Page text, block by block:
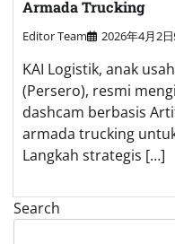
Armada Trucking
Editor Team 2026年4月2日
KAI Logistik, anak
(Persero), resmi
dashcam berbasis
armada trucking
Langkah strategis […]
Search